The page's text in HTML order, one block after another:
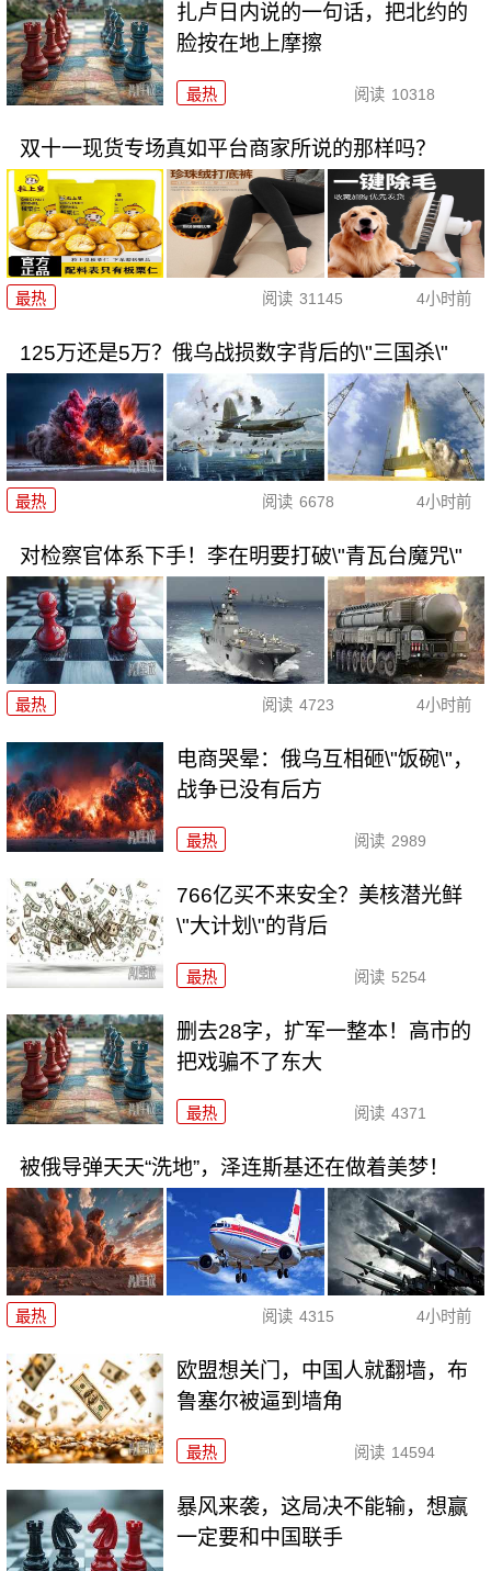
扎卢日内说的一句话，把北约的
脸按在地上摩擦
最热 阅读 10318
双十一现货专场真如平台商家所说的那样吗？
最热 阅读 31145 4小时前
125万还是5万？俄乌战损数字背后的\"三国杀\"
最热 阅读 6678 4小时前
对检察官体系下手！李在明要打破\"青瓦台魔咒\"
最热 阅读 4723 4小时前
电商哭晕：俄乌互相砸\"饭碗\"，
战争已没有后方
最热 阅读 2989
766亿买不来安全？美核潜光鲜
\"大计划\"的背后
最热 阅读 5254
删去28字，扩军一整本！高市的
把戏骗不了东大
最热 阅读 4371
被俄导弹天天“洗地”，泽连斯基还在做着美梦！
最热 阅读 4315 4小时前
欧盟想关门，中国人就翻墙，布
鲁塞尔被逼到墙角
最热 阅读 14594
暴风来袭，这局决不能输，想赢
一定要和中国联手